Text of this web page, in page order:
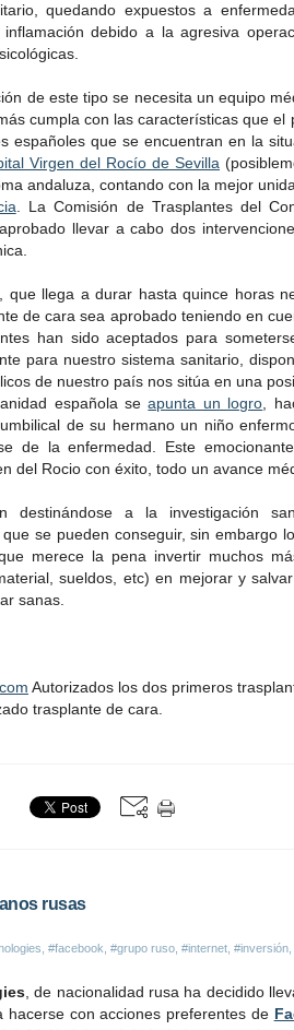
quedando expuestos a
debido a la agresiva
de este tipo se necesita un equipo
cumpla con las características que el
españoles que se encuentran en la
Virgen del Rocío de Sevilla
andaluza, contando con la mejor
. La Comisión de Trasplantes del
llevar a cabo dos
que llega a durar hasta quince horas
de cara sea aprobado teniendo en
han sido aceptados para
para nuestro sistema sanitario,
de nuestro país nos sitúa en una
española seapunta un logro ,
de su hermano un niño
de la enfermedad. Este
del Rocio con éxito, todo un avance
destinándose a la investigación
se pueden conseguir, sin embargo
merece la pena invertir muchos
sueldos, etc) en mejorar y
sanas.
Autorizados los dos primeros
trasplante de cara.
rusas
#facebook #grupo ruso #internet #inversión
, de nacionalidad rusa ha decidido
con acciones preferentes de